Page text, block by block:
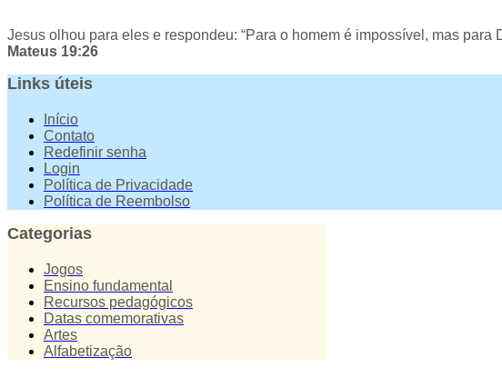
Jesus olhou para eles e respondeu: “Para o homem é impossível, mas para
Mateus 19:26
Links úteis
Início
Contato
Redefinir senha
Login
Política de Privacidade
Política de Reembolso
Categorias
Jogos
Ensino fundamental
Recursos pedagógicos
Datas comemorativas
Artes
Alfabetização